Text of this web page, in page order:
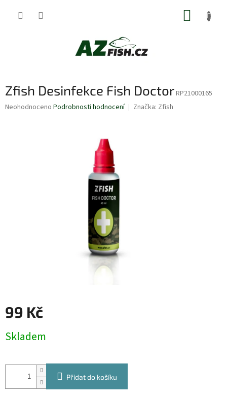
Zfish Desinfekce Fish DoctorRP21000165
Průměrné
Neohodnoceno Podrobnosti hodnocení Značka: Zfish
99 Kč
cena:
Skladem
Přidat do košíku